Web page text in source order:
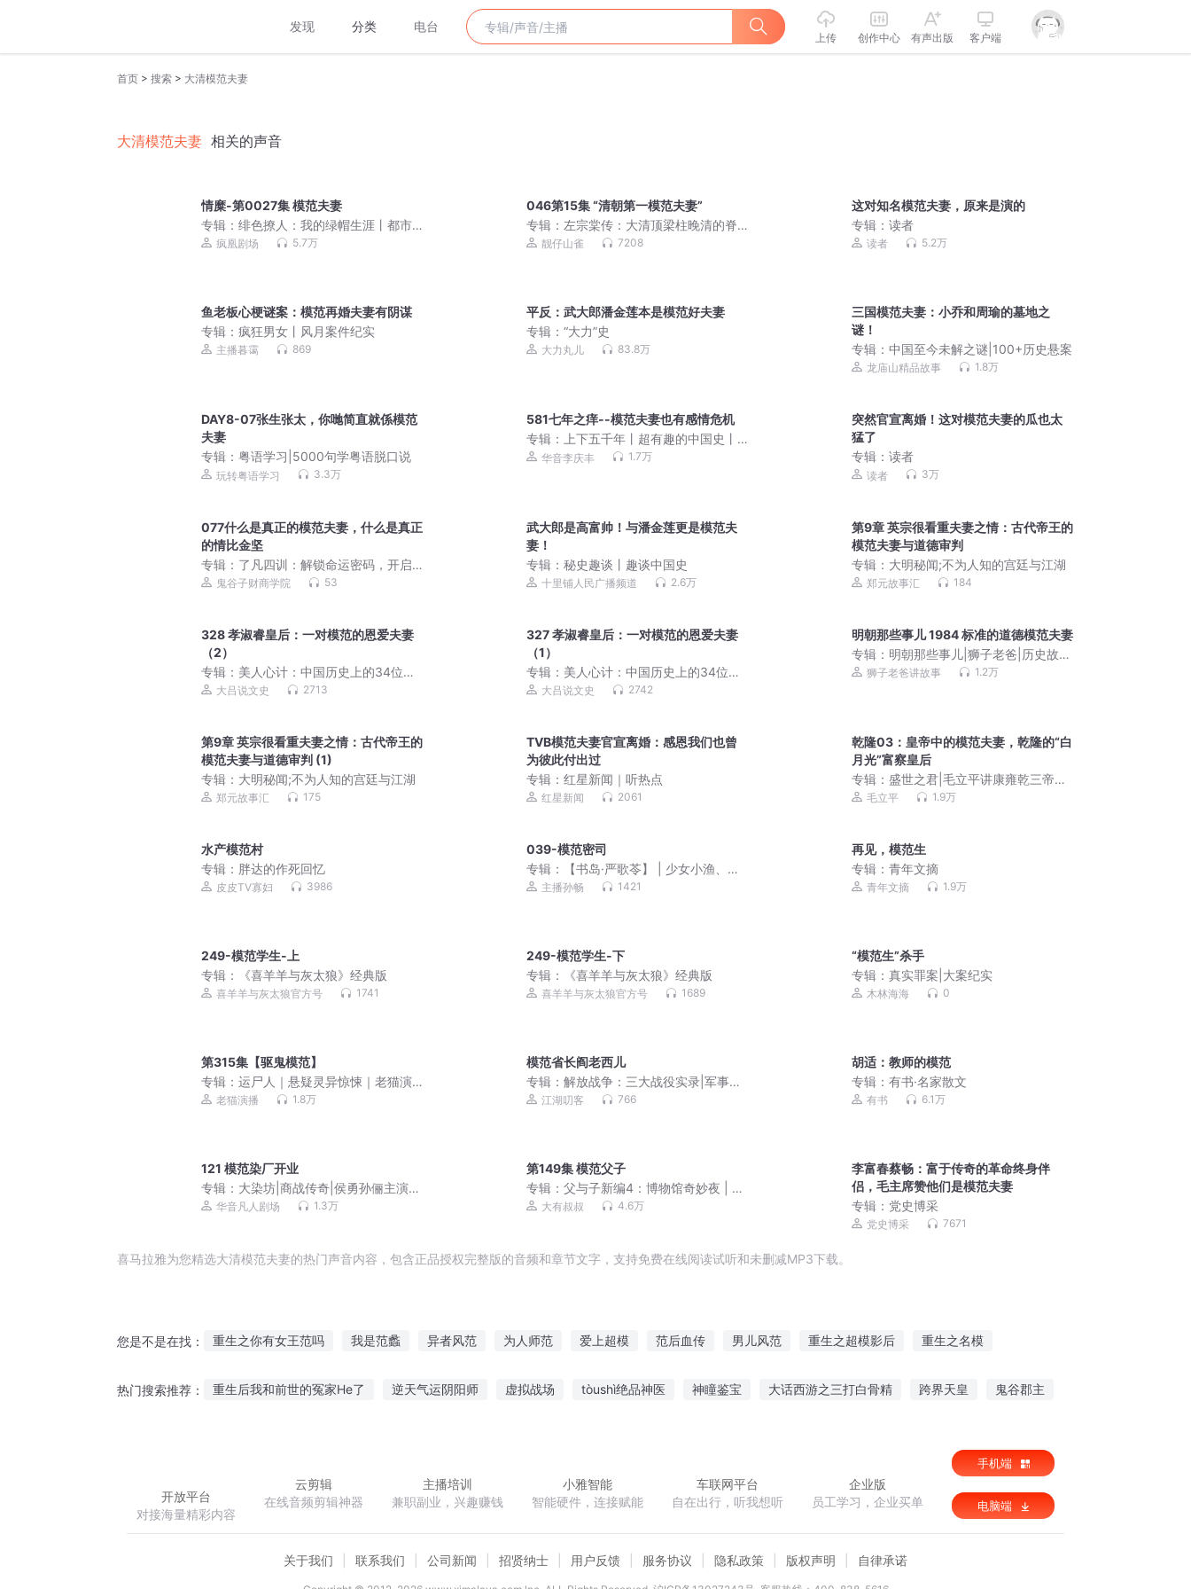
发现 分类 电台
上传 创作中心 有声出版 客户端
首页 > 搜索 > 大清模范夫妻
大清模范夫妻 相关的声音
情糜-第0027集 模范夫妻
专辑： 绯色撩人：我的绿帽生涯丨都市
多女主爽文
疯凰剧场 5.7万
046第15集 “清朝第一模范夫妻”
专辑： 左宗棠传：大清顶梁柱晚清的脊
梁|晚清名将|政治韬略智慧
靓仔山雀 7208
这对知名模范夫妻，原来是演的
专辑：读者
读者 5.2万
鱼老板心梗谜案：模范再婚夫妻有阴谋
专辑： 疯狂男女丨风月案件纪实
主播暮霭 869
平反：武大郎潘金莲本是模范好夫妻
专辑：“大力”史
大力丸儿 83.8万
三国模范夫妻：小乔和周瑜的墓地之
谜！
专辑：中国至今未解之谜|100+历史悬案
龙庙山精品故事 1.8万
DAY8-07张生张太，你哋简直就係模范
夫妻
专辑： 粤语学习|5000句学粤语脱口说
玩转粤语学习 3.3万
581七年之痒--模范夫妻也有感情危机
专辑：
上下五千年丨超有趣的中国史丨
李庆丰文化评书
华音李庆丰 1.7万
突然官宣离婚！这对模范夫妻的瓜也太
猛了
专辑：读者
读者 3万
077什么是真正的模范夫妻，什么是真正
的情比金坚
专辑： 了凡四训：解锁命运密码，开启
人生新程
鬼谷子财商学院 53
武大郎是高富帅！与潘金莲更是模范夫
妻！
专辑：秘史趣谈丨趣谈中国史
十里铺人民广播频道 2.6万
第9章 英宗很看重夫妻之情：古代帝王的
模范夫妻与道德审判
专辑： 大明秘闻;不为人知的宫廷与江湖
郑元故事汇 184
328 孝淑睿皇后：一对模范的恩爱夫妻
（2）
专辑： 美人心计：中国历史上的34位皇
后 | 宫斗简史
大吕说文史 2713
327 孝淑睿皇后：一对模范的恩爱夫妻
（1）
专辑： 美人心计：中国历史上的34位皇
后 | 宫斗简史
大吕说文史 2742
明朝那些事儿 1984 标准的道德模范夫妻
专辑： 明朝那些事儿|狮子老爸|历史故
事|全家听
狮子老爸讲故事 1.2万
第9章 英宗很看重夫妻之情：古代帝王的
模范夫妻与道德审判 (1)
专辑： 大明秘闻;不为人知的宫廷与江湖
郑元故事汇 175
TVB模范夫妻官宣离婚：感恩我们也曾
为彼此付出过
专辑：红星新闻｜听热点
红星新闻 2061
乾隆03：皇帝中的模范夫妻，乾隆的“白
月光”富察皇后
专辑：盛世之君|毛立平讲康雍乾三帝及
其时代|清朝康熙雍正乾隆皇帝|清史|百
毛立平 1.9万
水产模范村
专辑： 胖达的作死回忆
皮皮TV寡妇 3986
039-模范密司
专辑：
【书岛·严歌苓】 | 少女小渔、白
蛇、芳华前传 影视原著
主播孙畅 1421
再见，模范生
专辑：青年文摘
青年文摘 1.9万
249-模范学生-上
专辑：
《喜羊羊与灰太狼》经典版
喜羊羊与灰太狼官方号 1741
249-模范学生-下
专辑：
《喜羊羊与灰太狼》经典版
喜羊羊与灰太狼官方号 1689
“模范生”杀手
专辑：真实罪案|大案纪实
木林海海 0
第315集【驱鬼模范】
专辑： 运尸人｜悬疑灵异惊悚｜老猫演
播 老猫演播 1.8万
模范省长阎老西儿
专辑：解放战争：三大战役实录|军事绝
密档案|毛泽东蒋介石巅峰较量
江湖叨客 766
胡适：教师的模范
专辑：有书·名家散文
有书 6.1万
121 模范染厂开业
专辑： 大染坊|商战传奇|侯勇孙俪主演|
影视原著|桑梓演播
华音凡人剧场 1.3万
第149集 模范父子
专辑：父与子新编4：博物馆奇妙夜 | 亲
子笑话|睡前故事
大有叔叔 4.6万
李富春蔡畅：富于传奇的革命终身伴
侣，毛主席赞他们是模范夫妻
专辑： 党史博采
党史博采 7671
喜马拉雅为您精选大清模范夫妻的热门声音内容，包含正品授权完整版的音频和章节文字，支持免费在线阅读试听和未删减MP3下载。
您是不是在找： 重生之你有女王范吗 我是范蠡 异者风范 为人师范 爱上超模 范后血传 男儿风范 重生之超模影后 重生之名模
皇者风范 范克里夫的奇妙冒险 范二狗传 不是女神范儿 华夏武学模板 重生超模 每天起床都看到模范夫夫在闹分手 小白文典范
热门搜索推荐： 重生后我和前世的冤家He了 逆天气运阴阳师 虚拟战场 tòushì绝品神医 神瞳鉴宝 大话西游之三打白骨精 跨界天皇 鬼谷郡主
开放平台
对接海量精彩内容
云剪辑
在线音频剪辑神器
主播培训
兼职副业，兴趣赚钱
小雅智能
智能硬件，连接赋能
车联网平台
自在出行，听我想听
企业版
员工学习，企业买单
手机端
电脑端
关于我们 联系我们 公司新闻 招贤纳士 用户反馈 服务协议 隐私政策 版权声明 自律承诺